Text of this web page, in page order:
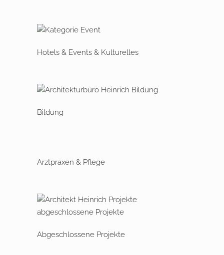
Hotels & Events & Kulturelles
Bildung
Arztpraxen & Pflege
Abgeschlossene Projekte